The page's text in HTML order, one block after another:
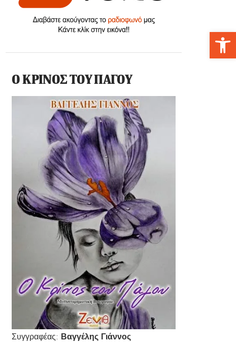
Ο ΚΡΙΝΟΣ ΤΟΥ ΠΑΓΟΥ
Συγγραφέας: Βαγγέλης Γιάννος